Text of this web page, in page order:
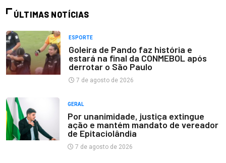
ÚLTIMAS NOTÍCIAS
ESPORTE
Goleira de Pando faz história e
estará na final da CONMEBOL após
derrotar o São Paulo
7 de agosto de 2026
GERAL
Por unanimidade, justiça extingue
ação e mantém mandato de vereador
de Epitaciolândia
7 de agosto de 2026